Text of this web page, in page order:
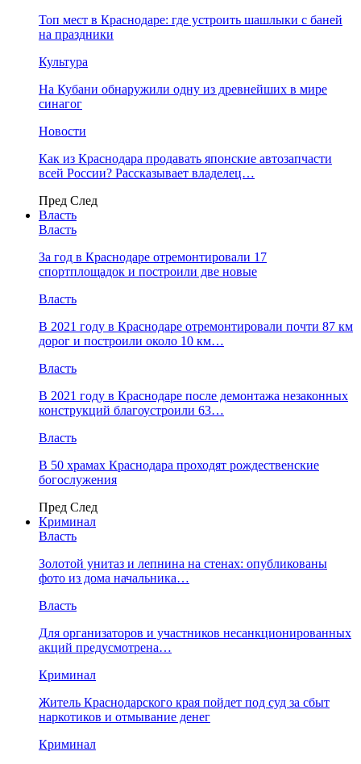
Топ мест в Краснодаре: где устроить шашлыки с баней
на праздники
Культура
На Кубани обнаружили одну из древнейших в мире
синагог
Новости
Как из Краснодара продавать японские автозапчасти
всей России? Рассказывает владелец…
Пред След
Власть
Власть
За год в Краснодаре отремонтировали 17
спортплощадок и построили две новые
Власть
В 2021 году в Краснодаре отремонтировали почти 87 км
дорог и построили около 10 км…
Власть
В 2021 году в Краснодаре после демонтажа незаконных
конструкций благоустроили 63…
Власть
В 50 храмах Краснодара проходят рождественские
богослужения
Пред След
Криминал
Власть
​Золотой унитаз и лепнина на стенах: опубликованы
фото из дома начальника…
Власть
Для организаторов и участников несанкционированных
акций предусмотрена…
Криминал
Житель Краснодарского края пойдет под суд за сбыт
наркотиков и отмывание денег
Криминал